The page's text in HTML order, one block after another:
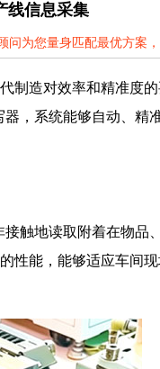
线信息采集
为您量身匹配最优方案，
制造对效率和精准度
，系统能够自动、精
触地读取附着在物品
性能，能够适应车间